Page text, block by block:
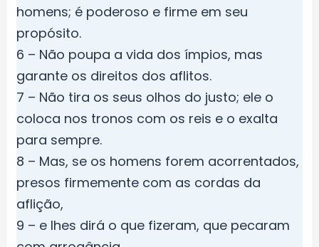
homens; é poderoso e firme em seu
propósito.
6 – Não poupa a vida dos ímpios, mas
garante os direitos dos aflitos.
7 – Não tira os seus olhos do justo; ele o
coloca nos tronos com os reis e o exalta
para sempre.
8 – Mas, se os homens forem acorrentados,
presos firmemente com as cordas da
aflição,
9 – e lhes dirá o que fizeram, que pecaram